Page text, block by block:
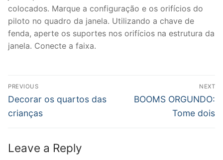
colocados. Marque a configuração e os orifícios do
piloto no quadro da janela. Utilizando a chave de
fenda, aperte os suportes nos orifícios na estrutura da
janela. Conecte a faixa.
Post
navigation
PREVIOUS
Previous
post:
Decorar os quartos das
crianças
NEXT
Next
BOOMS ORGUNDO:
Tome dois
Leave a Reply